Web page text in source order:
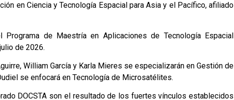
en Ciencia y Tecnología Espacial para Asia y el Pacífico, afiliado
de Maestría en Aplicaciones de Tecnología Espacial
de 2026.
William García y Karla Mieres se especializarán en Gestión de
se enfocará en Tecnología de Microsatélites.
DOCSTA son el resultado de los fuertes vínculos establecidos